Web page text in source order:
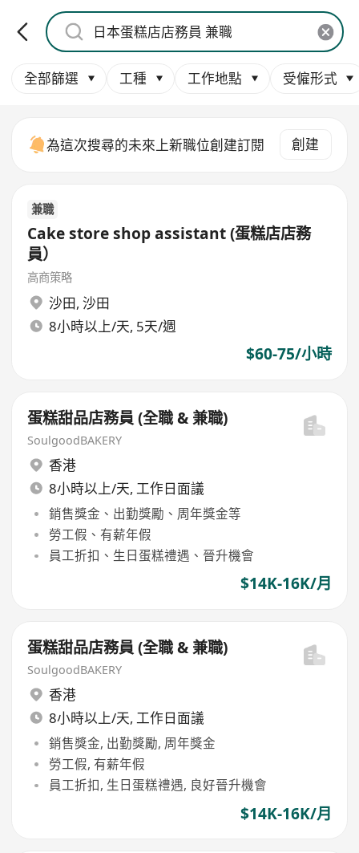
全部篩選 工種 工作地點 受僱形式
為這次搜尋的未來上新職位創建訂閱 創建
兼職
Cake store shop assistant (蛋糕店店務
員）
高商策略
沙田, 沙田
8小時以上/天, 5天/週
$60-75/小時
蛋糕甜品店務員 (全職 & 兼職)
SoulgoodBAKERY
香港
8小時以上/天, 工作日面議
銷售獎金、出勤獎勵、周年獎金等
勞工假、有薪年假
員工折扣、生日蛋糕禮遇、晉升機會
$14K-16K/月
蛋糕甜品店務員 (全職 & 兼職)
SoulgoodBAKERY
香港
8小時以上/天, 工作日面議
銷售獎金, 出勤獎勵, 周年獎金
勞工假, 有薪年假
員工折扣, 生日蛋糕禮遇, 良好晉升機會
$14K-16K/月